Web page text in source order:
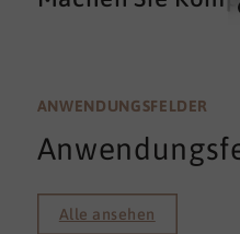
ANWENDUNGSFELDER
Alle ansehen